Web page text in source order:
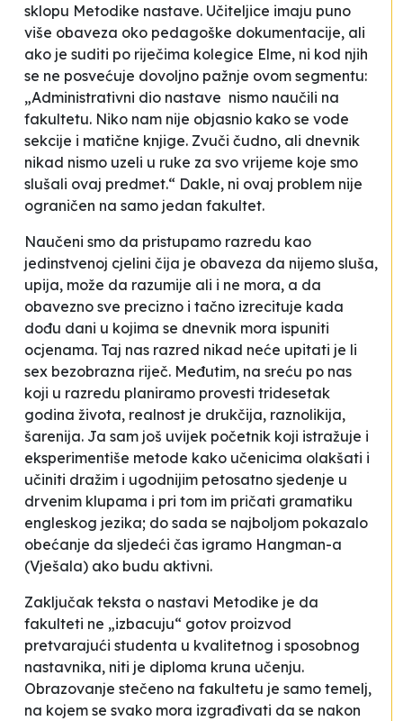
sklopu Metodike nastave. Učiteljice imaju puno
više obaveza oko pedagoške dokumentacije, ali
ako je suditi po riječima kolegice Elme, ni kod njih
se ne posvećuje dovoljno pažnje ovom segmentu:
„Administrativni dio nastave nismo naučili na
fakultetu. Niko nam nije objasnio kako se vode
sekcije i matične knjige. Zvuči čudno, ali dnevnik
nikad nismo uzeli u ruke za svo vrijeme koje smo
slušali ovaj predmet.“ Dakle, ni ovaj problem nije
ograničen na samo jedan fakultet.
Naučeni smo da pristupamo razredu kao
jedinstvenoj cjelini čija je obaveza da nijemo sluša,
upija, može da razumije ali i ne mora, a da
obavezno sve precizno i tačno izrecituje kada
dođu dani u kojima se dnevnik mora ispuniti
ocjenama. Taj nas razred nikad neće upitati je li
sex bezobrazna riječ. Međutim, na sreću po nas
koji u razredu planiramo provesti tridesetak
godina života, realnost je drukčija, raznolikija,
šarenija. Ja sam još uvijek početnik koji istražuje i
eksperimentiše metode kako učenicima olakšati i
učiniti dražim i ugodnijim petosatno sjedenje u
drvenim klupama i pri tom im pričati gramatiku
engleskog jezika; do sada se najboljom pokazalo
obećanje da sljedeći čas igramo Hangman-a
(Vješala) ako budu aktivni.
Zaključak teksta o nastavi Metodike je da
fakulteti ne „izbacuju“ gotov proizvod
pretvarajući studenta u kvalitetnog i sposobnog
nastavnika, niti je diploma kruna učenju.
Obrazovanje stečeno na fakultetu je samo temelj,
na kojem se svako mora izgrađivati da se nakon